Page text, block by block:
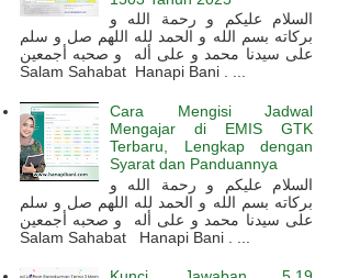
السلام عليكم و رحمة الله و
بركاته بسم الله و الحمد لله اللهم صل و سلم
على سيدنا محمد و على أله و صحبه أجمعين
Salam Sahabat Hanapi Bani . ...
Cara Mengisi Jadwal
Mengajar di EMIS GTK
Terbaru, Lengkap dengan
Syarat dan Panduannya
السلام عليكم و رحمة الله و
بركاته بسم الله و الحمد لله اللهم صل و سلم
على سيدنا محمد و على أله و صحبه أجمعين
Salam Sahabat Hanapi Bani . ...